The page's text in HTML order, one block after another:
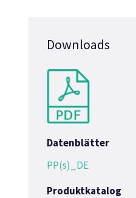
Downloads
Datenblätter
PP(s)_DE
Produktkatalog